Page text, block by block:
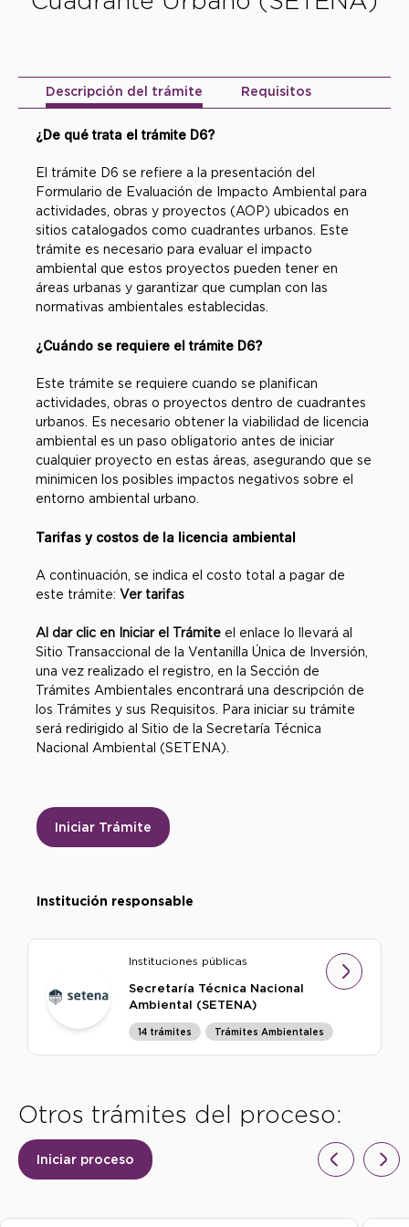
Descripción del trámite Requisitos
¿De qué trata el trámite D6?
El trámite D6 se refiere a la presentación del
Formulario de Evaluación de Impacto Ambiental para
actividades, obras y proyectos (AOP) ubicados en
sitios catalogados como cuadrantes urbanos. Este
trámite es necesario para evaluar el impacto
ambiental que estos proyectos pueden tener en
áreas urbanas y garantizar que cumplan con las
normativas ambientales establecidas.
¿Cuándo se requiere el trámite D6?
Este trámite se requiere cuando se planifican
actividades, obras o proyectos dentro de cuadrantes
urbanos. Es necesario obtener la viabilidad de licencia
ambiental es un paso obligatorio antes de iniciar
cualquier proyecto en estas áreas, asegurando que se
minimicen los posibles impactos negativos sobre el
entorno ambiental urbano.
Tarifas y costos de la licencia ambiental
A continuación, se indica el costo total a pagar de
este trámite: Ver tarifas
Al dar clic en Iniciar el Trámite el enlace lo llevará al
Sitio Transaccional de la Ventanilla Única de Inversión,
una vez realizado el registro, en la Sección de
Trámites Ambientales encontrará una descripción de
los Trámites y sus Requisitos. Para iniciar su trámite
será redirigido al Sitio de la Secretaría Técnica
Nacional Ambiental (SETENA).
Iniciar Trámite
Institución responsable
Instituciones públicas
Secretaría Técnica Nacional
Ambiental (SETENA)
14 trámites Trámites Ambientales
Otros trámites del proceso:
Iniciar proceso